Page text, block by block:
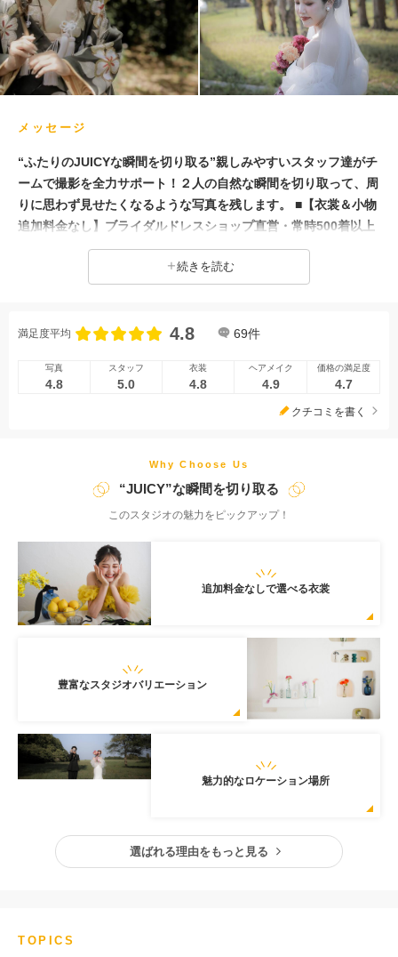
メッセージ
“ふたりのJUICYな瞬間を切り取る”親しみやすいスタッフ達がチ
ームで撮影を全力サポート！２人の自然な瞬間を切り取って、周
りに思わず見せたくなるような写真を残します。 ■【衣裳＆小物
追加料金なし】ブライダルドレスショップ直営・常時500着以上
の品揃えから＜一切追加料金なし＞で好きな衣裳を選べます！種
類豊富な衣裳や小物で思い通りのコーディネートが叶います♪ ■
引き立てるレタッチをしたデータをお渡しさせていただきます ■
ルサポート！ ふたりの想いやお好みを丁寧にカウンセリングし
【トレンド感のあるスタジオ空間】NEW背景『ジューシーなオ
など、空間コーディネートにもこだわったバリエーション豊かな
スタジオで多彩な撮影ができます。 ■【ロケ撮影もお任せくださ
続きを読む
満足度平均 4.8 69件
写真
4.8
スタッフ
5.0
衣装
4.8
ヘアメイク
4.9
価格の満足度
4.7
クチコミを書く
Why Choose Us
“JUICY”な瞬間を切り取る
このスタジオの魅力をピックアップ！
追加料金なしで選べる衣裳
豊富なスタジオバリエーション
魅力的なロケーション場所
選ばれる理由をもっと見る
TOPICS